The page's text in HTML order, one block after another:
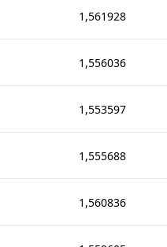
1,561928
1,556036
1,553597
1,555688
1,560836